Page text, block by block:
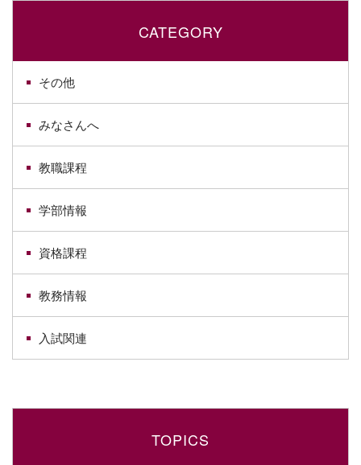
CATEGORY
その他
みなさんへ
教職課程
学部情報
資格課程
教務情報
入試関連
TOPICS